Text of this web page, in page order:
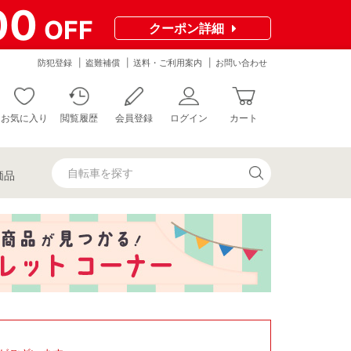
OFF クーポン詳細
防犯登録 盗難補償 送料・ご利用案内 お問い合わせ
お気に入り 閲覧履歴 会員登録 ログイン カート
品